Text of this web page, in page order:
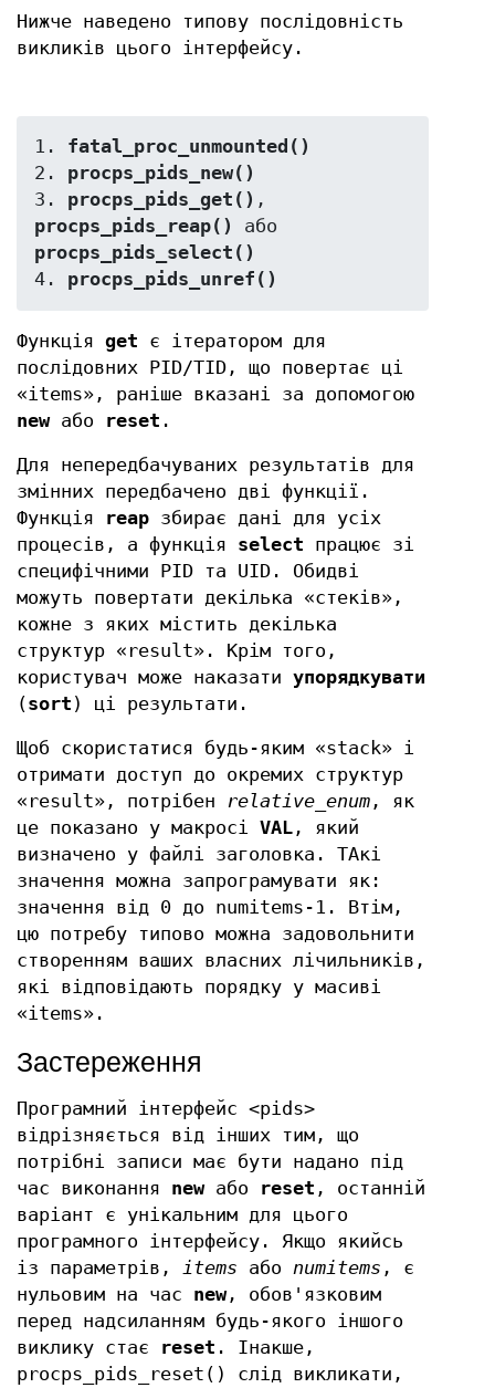
Нижче наведено типову послідовність
викликів цього інтерфейсу.
1. fatal_proc_unmounted()
2. procps_pids_new()
3. procps_pids_get()
procps_pids_reap()
procps_pids_select()
4. procps_pids_unref()
Функція get є ітератором для
послідовних PID/TID, що повертає ці
«items», раніше вказані за допомогою
newабо reset .
Для непередбачуваних результатів для
змінних передбачено дві функції.
Функція
reap збирає дані для усіх
процесів, а функція select працює зі
специфічними PID та UID. Обидві
можуть повертати декілька «стеків»,
кожне з яких містить декілька
структур «result». Крім того,
користувач може наказати упорядкувати
(sort ) ці результати.
Щоб скористатися будь-яким «stack» і
отримати доступ до окремих структур
«result», потрібен
relative_enum , як
це показано у макросі VAL , який
визначено у файлі заголовка. ТАкі
значення можна запрограмувати як:
значення від 0 до numitems-1. Втім,
цю потребу типово можна задовольнити
створенням ваших власних лічильників,
які відповідають порядку у масиві
«items».
Застереження
Програмний інтерфейс <pids>
відрізняється від інших тим, що
потрібні записи має бути надано під
час виконання newабо reset , останній
варіант є унікальним для цього
програмного інтерфейсу. Якщо якийсь
із параметрів,
items або numitems , є
нульовим на час new, обов'язковим
перед надсиланням будь-якого іншого
виклику стає
reset . Інакше,
procps_pids_reset() слід викликати,